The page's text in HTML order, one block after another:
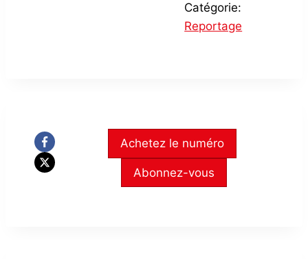
Catégorie:
Reportage
Achetez le numéro
Abonnez-vous